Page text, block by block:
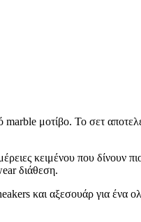
μοτίβο. Το σετ
κειμένου που δίνουν
διάθεση.
και αξεσουάρ για ένα